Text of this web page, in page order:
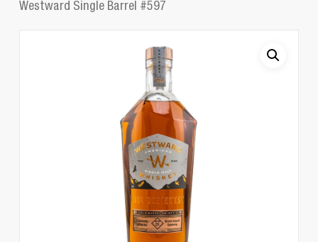
Westward Single Barrel #597